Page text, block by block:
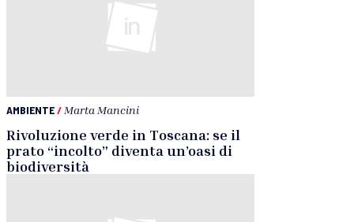
AMBIENTE/ Marta Mancini
Rivoluzione verde in Toscana: se il
prato “incolto” diventa un’oasi di
biodiversità